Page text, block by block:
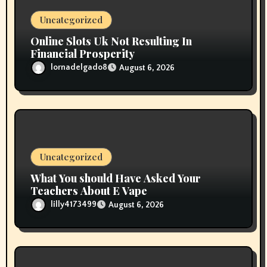
Uncategorized
Online Slots Uk Not Resulting In
Financial Prosperity
lornadelgado8 August 6, 2026
Uncategorized
What You should Have Asked Your
Teachers About E Vape
lilly4173499 August 6, 2026